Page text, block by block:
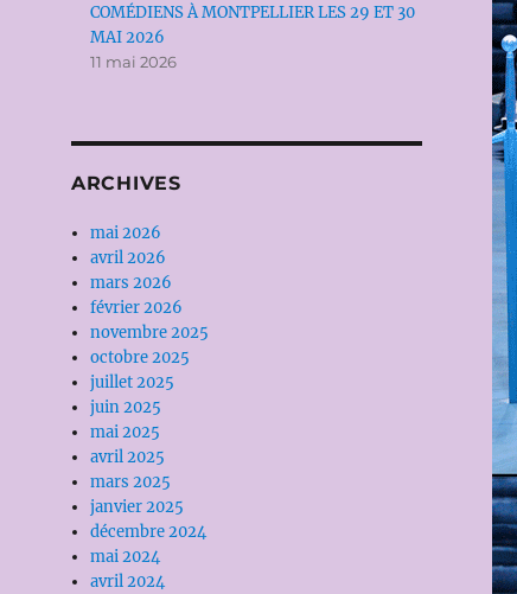
COMÉDIENS À MONTPELLIER LES 29 ET 30
MAI 2026
11 mai 2026
ARCHIVES
mai 2026
avril 2026
mars 2026
février 2026
novembre 2025
octobre 2025
juillet 2025
juin 2025
mai 2025
avril 2025
mars 2025
janvier 2025
décembre 2024
mai 2024
avril 2024